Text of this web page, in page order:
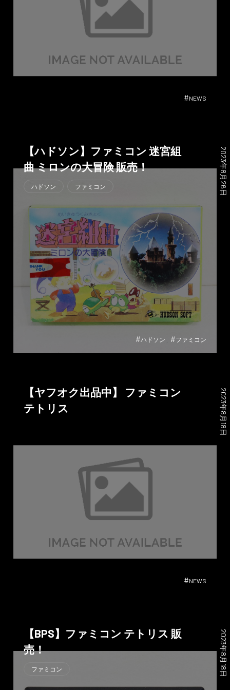
#NEWS
【ハドソン】ファミコン 迷宮組
曲 ミロンの大冒険 販売！
2023年8月26日
ハドソン ファミコン
#ハドソン #ファミコン
【ヤフオク出品中】 ファミコン
テトリス
2023年8月18日
#NEWS
【BPS】ファミコン テトリス 販
売！
2023年8月18日
ファミコン